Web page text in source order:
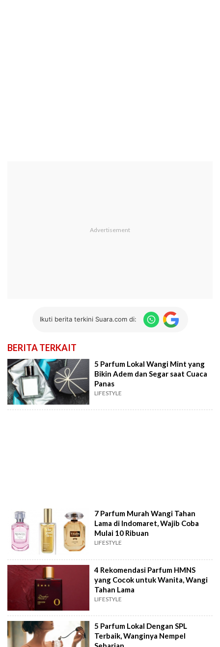
Ikuti berita terkini Suara.com di:
BERITA TERKAIT
5 Parfum Lokal Wangi Mint yang
Bikin Adem dan Segar saat Cuaca
Panas
LIFESTYLE
7 Parfum Murah Wangi Tahan
Lama di Indomaret, Wajib Coba
Mulai 10 Ribuan
LIFESTYLE
4 Rekomendasi Parfum HMNS
yang Cocok untuk Wanita, Wangi
Tahan Lama
LIFESTYLE
5 Parfum Lokal Dengan SPL
Terbaik, Wanginya Nempel